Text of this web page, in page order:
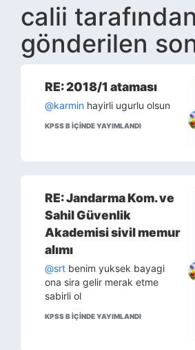
calii tarafından
gönderilen
RE: 2018/1 ataması
@karmin hayirli ugurlu olsun
KPSS B IÇINDE YAYIMLANDI
RE: Jandarma Kom. ve
Sahil Güvenlik
Akademisi sivil memur
alımı
@srt benim yuksek bayagi
ona sira gelir merak etme
sabirli ol
KPSS B IÇINDE YAYIMLANDI